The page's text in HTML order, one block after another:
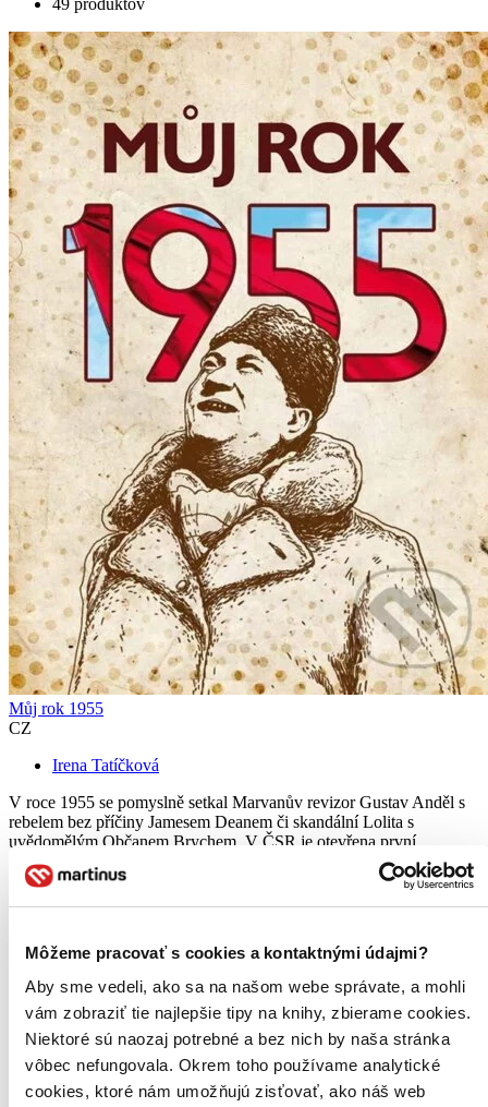
Môžeme pracovať s cookies a kontaktnými údajmi?
Aby sme vedeli, ako sa na našom webe správate, a mohli
vám zobraziť tie najlepšie tipy na knihy, zbierame cookies.
Niektoré sú naozaj potrebné a bez nich by naša stránka
vôbec nefungovala. Okrem toho používame analytické
cookies, ktoré nám umožňujú zisťovať, ako náš web
49 produktov
Můj rok 1955
CZ
Irena Tatíčková
V roce 1955 se pomyslně setkal Marvanův revizor Gustav Anděl s
rebelem bez příčiny Jamesem Deanem či skandální Lolita s
uvědomělým Občanem Brychem. V ČSR je otevřena první
samoobsluha, v USA první Disneyland. Móda usedlých dámských
kostýmů přetrvává...
Na sklade 3 ks
Túto knihu máme síce aktuálne na sklade, máme však už iba
posledné kusy. Ak ju chcete mať rýchlo, ponáhľajte sa!
Dodanie ďalších môže trvať dlhšie, zvyčajne do 18 dní.
Pridať do zoznamu
Vložiť do košíka
13,29 €